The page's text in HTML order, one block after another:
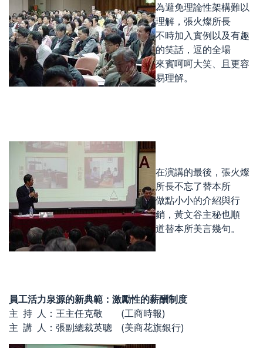
為避免理論性架構難以
理解，張火燦所長
不時加入實例以及有趣
的笑話，逗的全場
來賓呵呵大笑、且更容
易理解。
在演講的最後，張火燦
所長不忘了替本所
做點小小的介紹與行
銷，黃文谷主秘也順
道替本所美言幾句。
員工活力泉源的新典範：激勵性的薪酬制度
主 持 人：王主任克敬 (工商時報)
主 講 人：張副總裁英聰 (美商花旗銀行)